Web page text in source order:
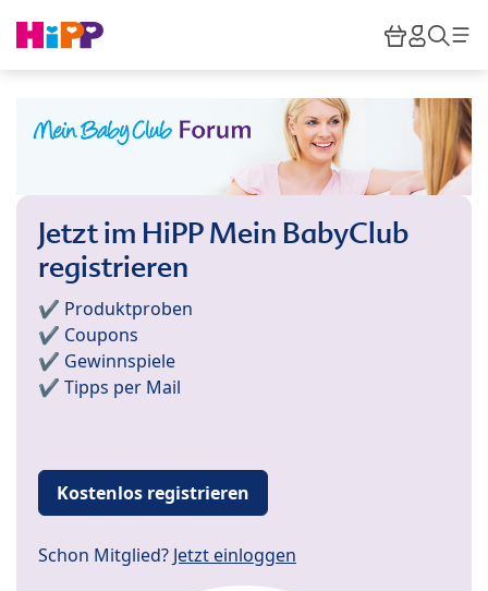
HiPP
Jetzt im HiPP Mein BabyClub
registrieren
✔️ Produktproben
✔️ Coupons
✔️ Gewinnspiele
✔️ Tipps per Mail
Kostenlos registrieren
Schon Mitglied? Jetzt einloggen